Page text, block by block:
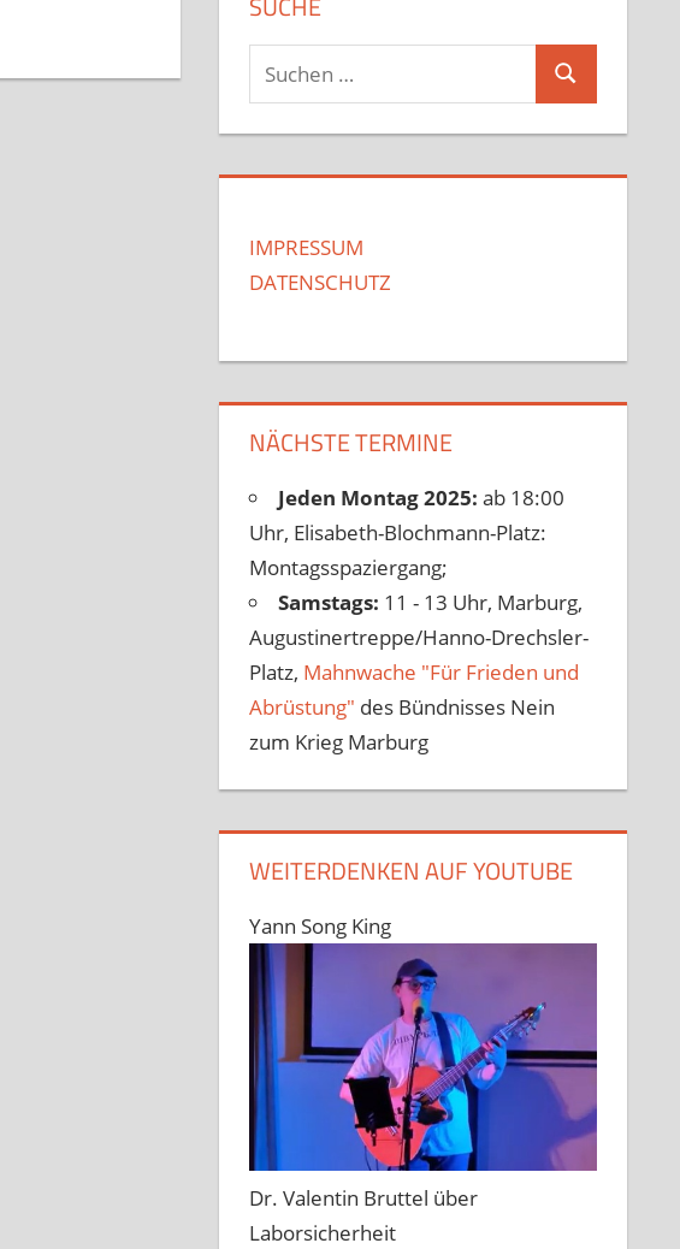
Suchen
nach:
Suchen
IMPRESSUM
DATENSCHUTZ
NÄCHSTE TERMINE
Jeden Montag 2025:ab 18:00
Uhr, Elisabeth-Blochmann-Platz:
Montagsspaziergang;
Samstags: 11 - 13 Uhr, Marburg,
Augustinertreppe/Hanno-Drechsler-
Platz, Mahnwache "Für Frieden und
Abrüstung" des Bündnisses Nein
zum Krieg Marburg
WEITERDENKEN AUF YOUTUBE
Yann Song King
Dr. Valentin Bruttel über
Laborsicherheit